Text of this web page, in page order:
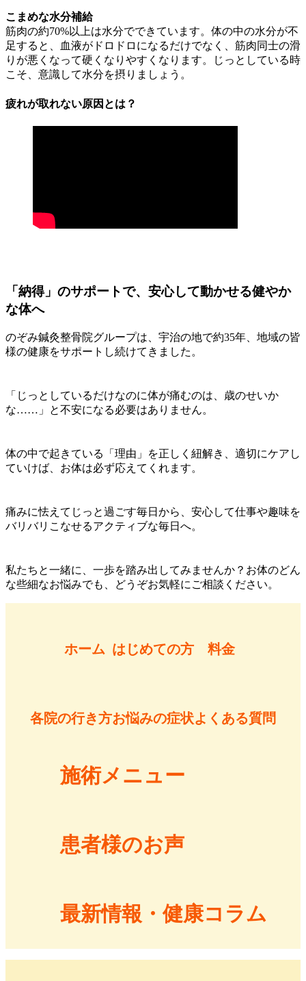
こまめな水分補給
筋肉の約70%以上は水分でできています。体の中の水分が不
足すると、血液がドロドロになるだけでなく、筋肉同士の滑
りが悪くなって硬くなりやすくなります。じっとしている時
こそ、意識して水分を摂りましょう。
疲れが取れない原因とは？
「納得」のサポートで、安心して動かせる健やか
な体へ
のぞみ鍼灸整骨院グループは、宇治の地で約35年、地域の皆
様の健康をサポートし続けてきました。
「じっとしているだけなのに体が痛むのは、歳のせいか
な……」と不安になる必要はありません。
体の中で起きている「理由」を正しく紐解き、適切にケアし
ていけば、お体は必ず応えてくれます。
痛みに怯えてじっと過ごす毎日から、安心して仕事や趣味を
バリバリこなせるアクティブな毎日へ。
私たちと一緒に、一歩を踏み出してみませんか？お体のどん
な些細なお悩みでも、どうぞお気軽にご相談ください。
ホーム はじめての方 料金
各院の行き方お悩みの症状よくある質問
施術メニュー
患者様のお声
最新情報・健康コラム